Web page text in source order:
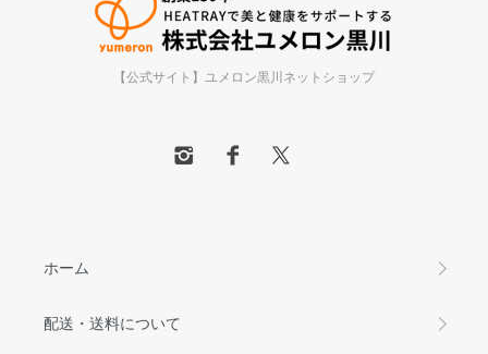
【公式サイト】ユメロン黒川ネットショップ
ホーム
配送・送料について